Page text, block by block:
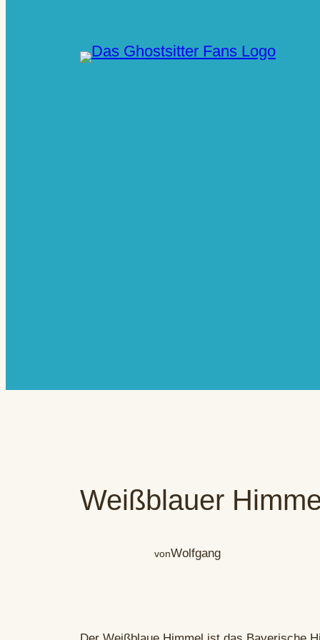
Weißblauer
vonWolfgang